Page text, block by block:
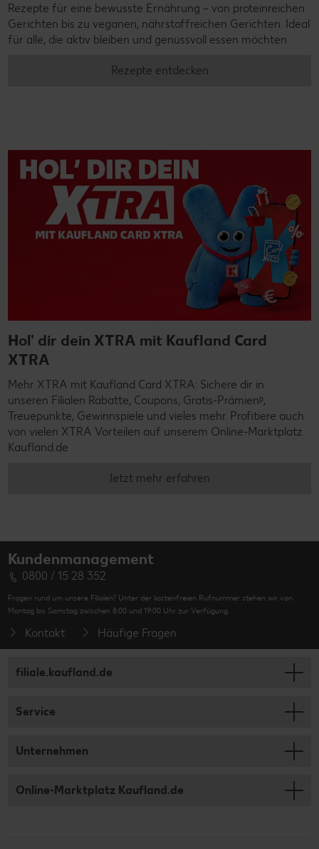
Rezepte für eine bewusste Ernährung – von proteinreichen
Gerichten bis zu veganen, nährstoffreichen Gerichten. Ideal
für alle, die aktiv bleiben und genussvoll essen möchten.
Rezepte entdecken
Hol' dir dein XTRA mit Kaufland Card
XTRA
Mehr XTRA mit Kaufland Card XTRA: Sichere dir in
unseren Filialen Rabatte, Coupons, Gratis-Prämienᵖ,
Treuepunkte, Gewinnspiele und vieles mehr. Profitiere auch
von vielen XTRA Vorteilen auf unserem Online-Marktplatz
Kaufland.de
Jetzt mehr erfahren
Kundenmanagement
0800 / 15 28 352
Fragen rund um unsere Filialen? Unter der kostenfreien Rufnummer stehen wir von
Montag bis Samstag zwischen 8:00 und 19:00 Uhr zur Verfügung.
Kontakt Häufige Fragen
filiale.kaufland.de
Service
Unternehmen
Online-Marktplatz Kaufland.de